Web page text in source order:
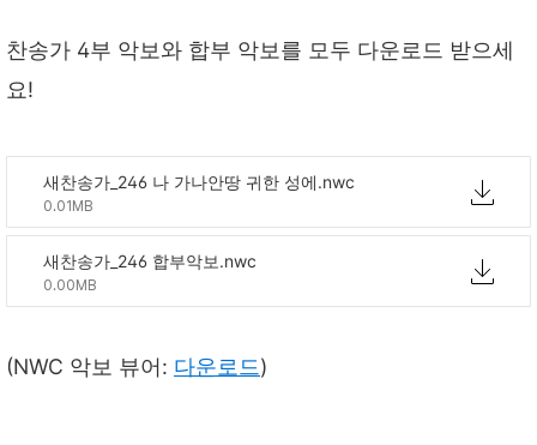
찬송가 4부 악보와 합부 악보를 모두 다운로드 받으세
요!
새찬송가_246 나 가나안땅 귀한 성에.nwc
0.01MB
새찬송가_246 합부악보.nwc
0.00MB
(NWC 악보 뷰어: 다운로드)